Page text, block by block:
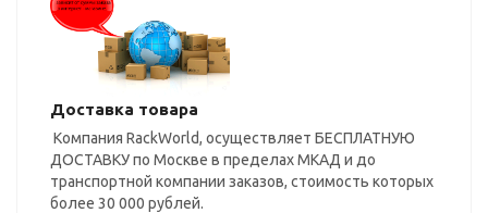
Доставка товара
Компания RackWorld, осуществляет БЕСПЛАТНУЮ
ДОСТАВКУ по Москве в пределах МКАД и до
транспортной компании заказов, стоимость которых
более 30 000 рублей.